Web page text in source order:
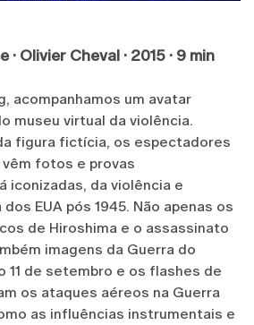
· Olivier Cheval · 2015 · 9 min
acompanhamos um avatar
museu virtual da violência.
figura fictícia, os espectadores
fotos e provas
iconizadas, da violência e
EUA pós 1945. Não apenas os
de Hiroshima e o assassinato
imagens da Guerra do
11 de setembro e os flashes de
os ataques aéreos na Guerra
as influências instrumentais e